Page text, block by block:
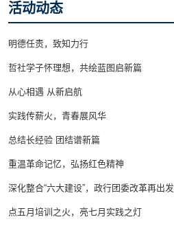
活动动态
明德任责，致知力行
哲社学子怀理想，共绘蓝图启新篇
从心相遇 从新启航
实践传薪火，青春展风华
总结长经验 团结谱新篇
重温革命记忆，弘扬红色精神
深化整合“六大建设”，政行团委改革再出发
点五月培训之火，亮七月实践之灯